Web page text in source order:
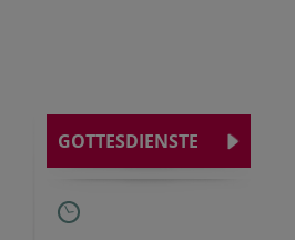
GOTTESDIENSTE